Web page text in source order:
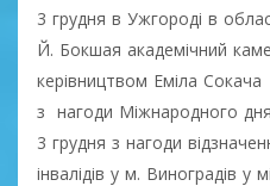
3 грудня в Ужгороді в
Й. Бокшая академічний
керівництвом Еміла
з нагоди Міжнародного дня
3 грудня з нагоди
інвалідів у м. Виноградів у